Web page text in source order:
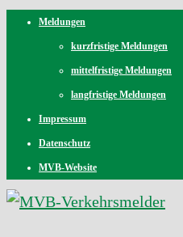
Meldungen
kurzfristige Meldungen
mittelfristige Meldungen
langfristige Meldungen
Impressum
Datenschutz
MVB-Website